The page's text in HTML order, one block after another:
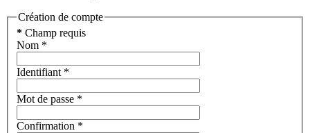
Création de compte
* Champ requis
Nom *
Identifiant*
Mot de passe *
Confirmation *